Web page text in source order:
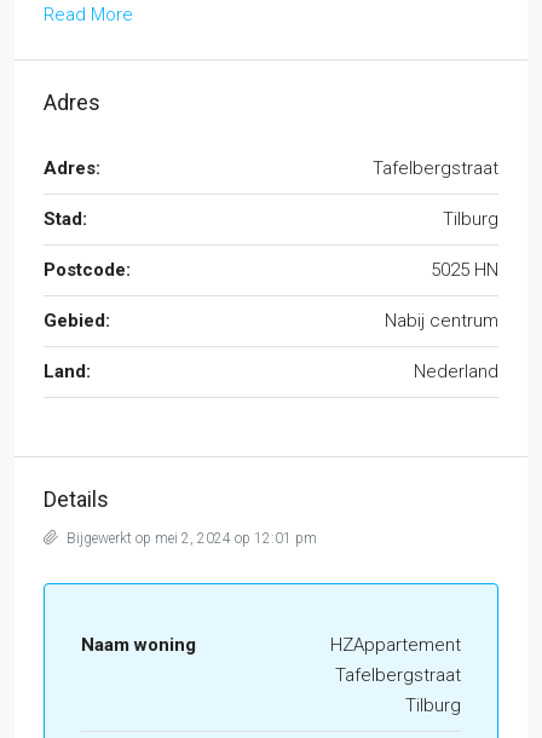
Read More
Adres
Adres: Tafelbergstraat
Stad: Tilburg
Postcode: 5025 HN
Gebied: Nabij centrum
Land: Nederland
Details
Bijgewerkt op mei 2, 2024 op 12:01 pm
Naam woning
HZAppartement
Tafelbergstraat
Tilburg